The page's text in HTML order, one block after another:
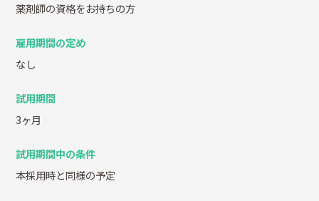
薬剤師の資格をお持ちの方
雇用期間の定め
なし
試用期間
3ヶ月
試用期間中の条件
本採用時と同様の予定